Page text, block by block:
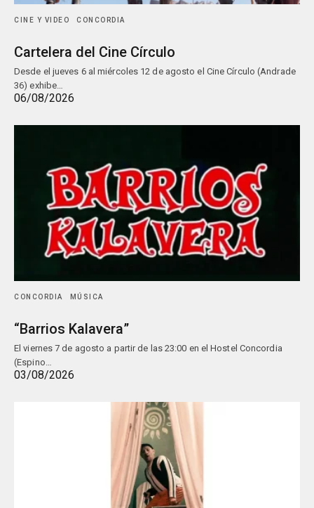
CINE Y VIDEO CONCORDIA
Cartelera del Cine Círculo
Desde el jueves 6 al miércoles 12 de agosto el Cine Círculo (Andrade
36) exhibe…
06/08/2026
CONCORDIA MÚSICA
“Barrios Kalavera”
El viernes 7 de agosto a partir de las 23:00 en el Hostel Concordia
(Espino…
03/08/2026